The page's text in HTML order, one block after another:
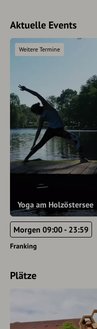
Aktuelle Events
Yoga am Holzöstersee
Weitere Termine
Morgen 09:00 - 23:59
Franking
Plätze